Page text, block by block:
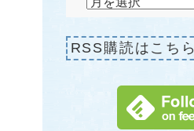
RSS購読はこちら